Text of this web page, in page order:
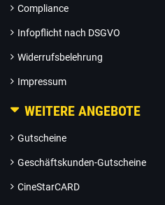
Compliance
Infopflicht nach DSGVO
Widerrufsbelehrung
Impressum
WEITERE ANGEBOTE
Gutscheine
Geschäftskunden-Gutscheine
CineStarCARD